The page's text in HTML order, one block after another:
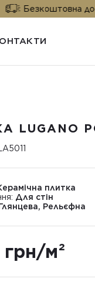
доставка
LUGANO
плитка
Для стін
Рельєфна
грн/м²